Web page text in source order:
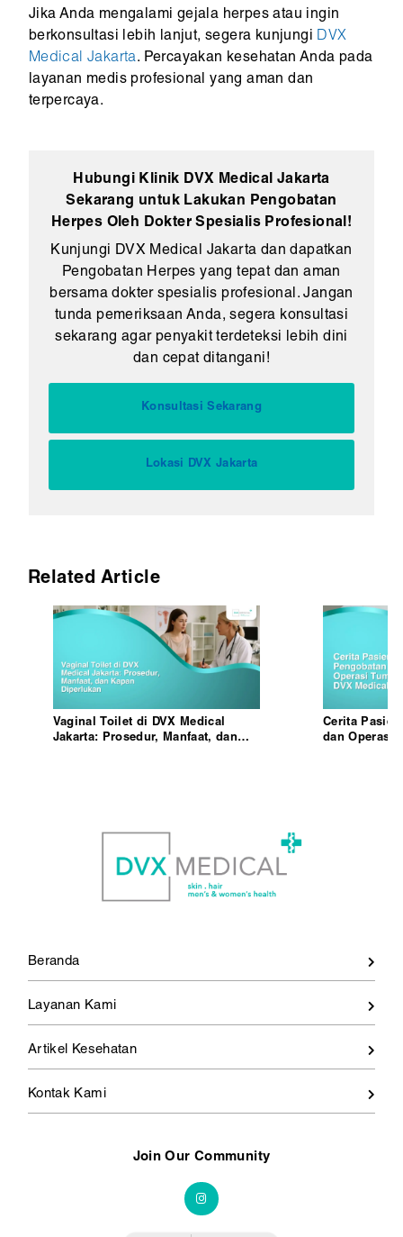
Jika Anda mengalami gejala herpes atau ingin
berkonsultasi lebih lanjut, segera kunjungi DVX
Medical Jakarta. Percayakan kesehatan Anda pada
layanan medis profesional yang aman dan
terpercaya.
Hubungi Klinik DVX Medical Jakarta
Sekarang untuk Lakukan Pengobatan
Herpes Oleh Dokter Spesialis Profesional!
Kunjungi DVX Medical Jakarta dan dapatkan
Pengobatan Herpes yang tepat dan aman
bersama dokter spesialis profesional. Jangan
tunda pemeriksaan Anda, segera konsultasi
sekarang agar penyakit terdeteksi lebih dini
dan cepat ditangani!
Konsultasi Sekarang
Lokasi DVX Jakarta
Related Article
Vaginal Toilet di DVX Medical
Jakarta: Prosedur, Manfaat, dan
Cerita
dan Operasi
Beranda
Layanan Kami
Artikel Kesehatan
Kontak Kami
Join Our Community